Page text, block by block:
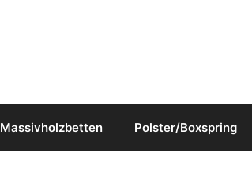
Massivholzbetten Polster/Boxspring